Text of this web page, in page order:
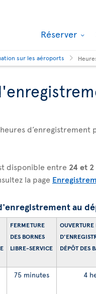
Réserver
sur les aéroports
d’enregistrement
disponible entre 24 et
la page
au
FERMETURE
DES BORNES
LIBRE-SERVICE
DÉPÔT DES
75 minutes 4